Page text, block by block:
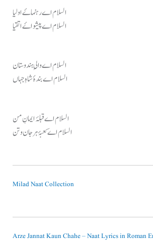
السلام اے رہنماۓ اولیا
السلام اے پیشواۓ اتقیا
السلام اے والیِ ہندوستان
السلام اے بندۂ شاہِ جہاں
السلام اے قبلۂ ایمانِ من
السلام اے کعبۂ ہر جان و تن
Milad Naat Collection
Arze Jannat Kaun Chahe – Naat Lyrics in Roman